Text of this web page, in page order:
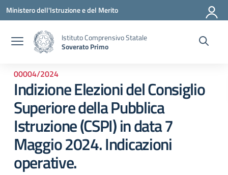
Vai ai contenuti
Vai al menu di navigazione
Vai al footer
Ministero dell'Istruzione e del Merito
Istituto Comprensivo Statale
Soverato Primo
00004/2024
Indizione Elezioni del Consiglio
Superiore della Pubblica
Istruzione (CSPI) in data 7
Maggio 2024. Indicazioni
operative.